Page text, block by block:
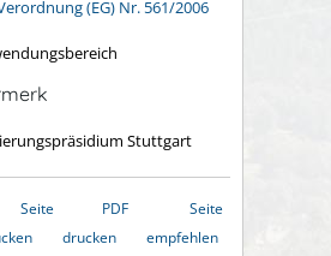
(EG) Nr. 561/2006
Stuttgart
Seite
PDF
drucken
Seite
empfehlen